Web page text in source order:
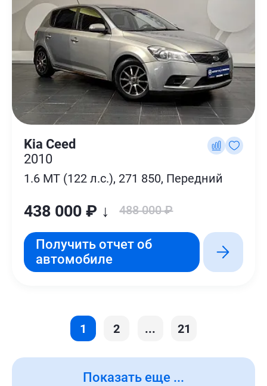
Kia Ceed
2010
1.6 MT (122 л.с.), 271 850, Передний
438 000 ₽ ↓ 488 000 ₽
Получить отчет об
автомобиле
Показать еще ...
1 2 ... 21